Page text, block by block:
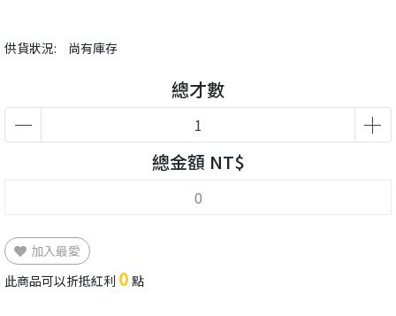
供貨狀況: 尚有庫存
總才數
總金額 NT$
加入最愛
此商品可以折抵紅利 0 點